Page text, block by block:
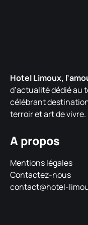
Hotel Limoux,
d’actualité dédié au
célébrant
terroir et art de vivre.
A propos
Mentions légales
Contactez-nous
contact@hotel-